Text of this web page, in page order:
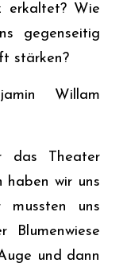
erkaltet? Wie
gegenseitig
stärken?
Willam
das Theater
haben wir uns
uns
und dann